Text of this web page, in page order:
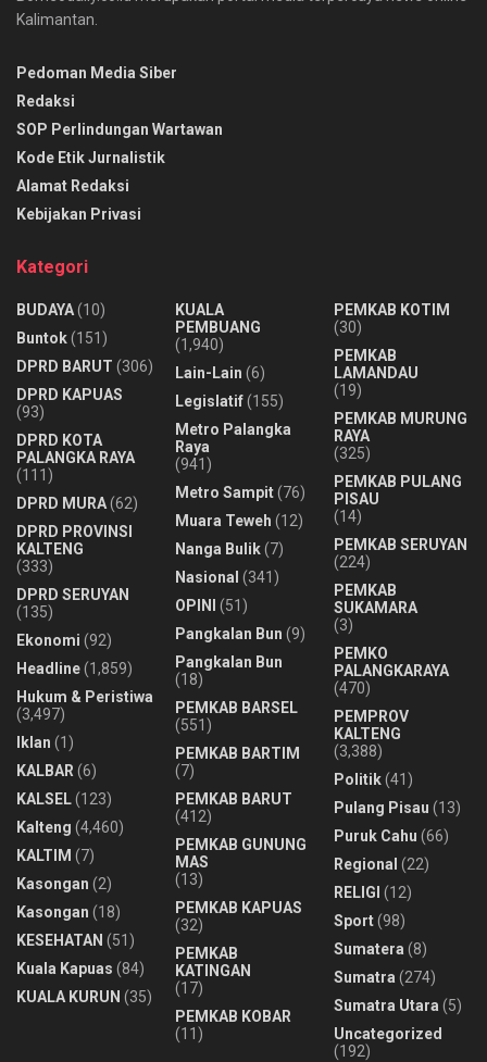
Kalimantan.
Pedoman Media Siber
Redaksi
SOP Perlindungan Wartawan
Kode Etik Jurnalistik
Alamat Redaksi
Kebijakan Privasi
Kategori
BUDAYA(10)
Buntok(151)
DPRD BARUT (306)
DPRD KAPUAS
(93)
DPRD KOTA
PALANGKA RAYA
(111)
DPRD MURA(62)
DPRD PROVINSI
KALTENG
(333)
DPRD SERUYAN
(135)
Ekonomi (92)
Headline(1,859)
Hukum & Peristiwa
(3,497)
Iklan (1)
KALBAR(6)
KALSEL(123)
Kalteng (4,460)
KALTIM (7)
Kasongan (2)
Kasongan (18)
KESEHATAN (51)
Kuala Kapuas (84)
KUALA KURUN (35)
KUALA
PEMBUANG
(1,940)
Lain-Lain (6)
Legislatif(155)
Metro Palangka
Raya
(941)
Metro Sampit(76)
Muara Teweh (12)
Nanga Bulik(7)
Nasional (341)
OPINI
(51)
Pangkalan Bun (9)
Pangkalan Bun
(18)
PEMKAB BARSEL
(551)
PEMKAB BARTIM
(7)
PEMKAB BARUT
(412)
PEMKAB GUNUNG
MAS
(13)
PEMKAB KAPUAS
(32)
PEMKAB
KATINGAN
(17)
PEMKAB KOBAR
(11)
PEMKAB KOTIM
(30)
PEMKAB
LAMANDAU
(19)
PEMKAB MURUNG
RAYA
(325)
PEMKAB PULANG
PISAU
(14)
PEMKAB SERUYAN
(224)
PEMKAB
SUKAMARA
(3)
PEMKO
PALANGKARAYA
(470)
PEMPROV
KALTENG
(3,388)
Politik(41)
Pulang Pisau (13)
Puruk Cahu (66)
Regional (22)
RELIGI (12)
Sport(98)
Sumatera (8)
Sumatra (274)
Sumatra Utara (5)
Uncategorized
(192)